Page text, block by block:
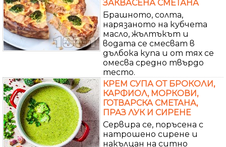
ЗАКВАСЕНА СМЕТАНА
Брашното, солта,
нарязаното на кубчета
масло, жълтъкът и
водата се смесват в
дълбока купа и от тях се
омесва средно твърдо
тесто.
КРЕМ СУПА ОТ БРОКОЛИ,
КАРФИОЛ, МОРКОВИ,
ГОТВАРСКА СМЕТАНА,
ПРАЗ ЛУК И СИРЕНЕ
Сервира се, поръсена с
натрошено сирене и
накълцан на ситно